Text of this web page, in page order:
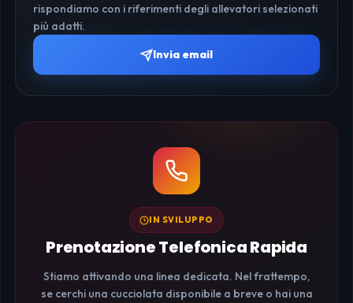
rispondiamo con i riferimenti degli allevatori selezionati
più adatti.
Invia email
IN SVILUPPO
Prenotazione Telefonica Rapida
Stiamo attivando una linea dedicata. Nel frattempo,
se cerchi una cucciolata disponibile a breve o hai una